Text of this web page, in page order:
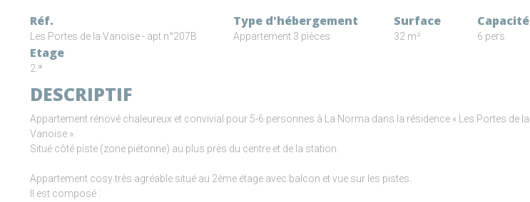
Réf.
Les Portes de la Vanoise - apt n°207B
Type d'hébergement
Appartement 3 pièces
Surface
32 m²
Capacité
6 pers.
Etage
2.ª
DESCRIPTIF
Appartement rénové chaleureux et convivial pour 5-6 personnes à La Norma dans la résidence « Les Portes de la
Vanoise ».
Situé côté piste (zone piétonne) au plus près du centre et de la station.
Appartement cosy très agréable situé au 2ème étage avec balcon et vue sur les pistes.
Il est composé :